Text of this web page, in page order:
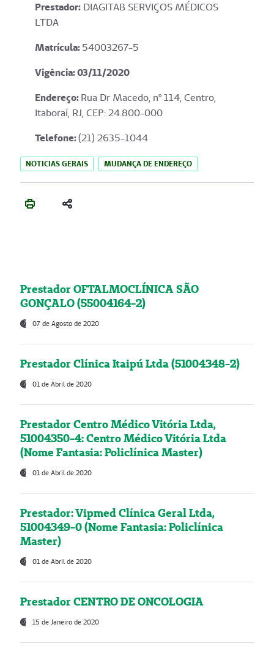
Prestador: DIAGITAB SERVIÇOS MÉDICOS
LTDA
Matrícula:54003267-5
Vigência: 03/11/2020
Endereço:Rua Dr Macedo, nº 114, Centro,
Itaboraí, RJ, CEP: 24.800-000
Telefone:(21) 2635-1044
NOTICIAS GERAIS MUDANÇA DE ENDEREÇO
Prestador OFTALMOCLÍNICA SÃO
GONÇALO (55004164-2)
07 de Agosto de 2020
Prestador Clínica Itaipú Ltda (51004348-2)
01 de Abril de 2020
Prestador Centro Médico Vitória Ltda,
51004350-4: Centro Médico Vitória Ltda
(Nome Fantasia: Policlínica Master)
01 de Abril de 2020
Prestador: Vipmed Clínica Geral Ltda,
51004349-0 (Nome Fantasia: Policlínica
Master)
01 de Abril de 2020
Prestador CENTRO DE ONCOLOGIA
15 de Janeiro de 2020